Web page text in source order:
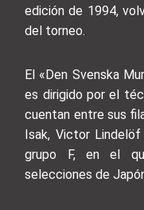
edición de 1994,
del torneo.
El «Den Svenska
es dirigido por el
cuentan entre sus
Isak, Victor
grupo F, en el
selecciones de